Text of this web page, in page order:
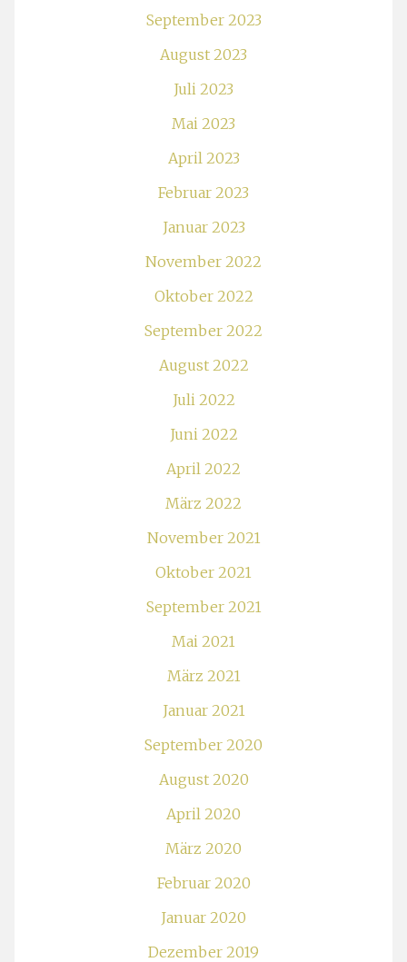
September 2023
August 2023
Juli 2023
Mai 2023
April 2023
Februar 2023
Januar 2023
November 2022
Oktober 2022
September 2022
August 2022
Juli 2022
Juni 2022
April 2022
März 2022
November 2021
Oktober 2021
September 2021
Mai 2021
März 2021
Januar 2021
September 2020
August 2020
April 2020
März 2020
Februar 2020
Januar 2020
Dezember 2019